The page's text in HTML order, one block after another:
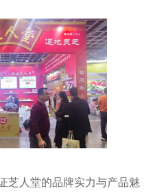
芝人堂的品牌实力与产品魅